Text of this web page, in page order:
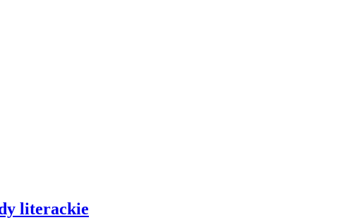
literackie